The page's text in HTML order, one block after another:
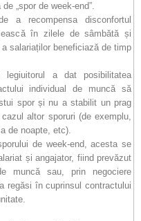
„spor de week-end”.
a recompensa disconfortul
în zilele de sâmbătă și
salariaților beneficiază de timp
a dat posibilitatea
individual de muncă să
spor și nu a stabilit un prag
altor sporuri (de exemplu,
de noapte, etc).
de week-end, acesta se
și angajator, fiind prevăzut
muncă sau, prin negociere
regăsi în cuprinsul contractului